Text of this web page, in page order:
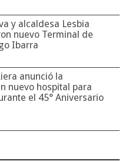
y alcaldesa Lesbia
nuevo Terminal de
Ibarra
anunció la
nuevo hospital para
el 45° Aniversario